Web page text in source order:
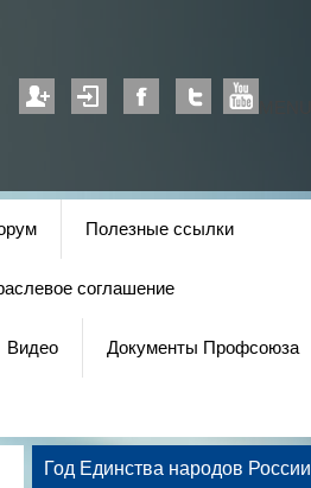
Полезные ссылки
соглашение
Видео Документы Профсоюза
Год Единства народов России